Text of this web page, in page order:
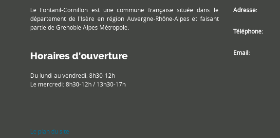
Le Fontanil-Cornillon est une commune française située dans le
département de l'Isère en région Auvergne-Rhône-Alpes et faisant
partie de Grenoble Alpes Métropole.
Horaires d’ouverture
Du lundi au vendredi: 8h30-12h
Le mercredi: 8h30-12h / 13h30-17h
Adresse:
Téléphone:
Email:
Le plan du site